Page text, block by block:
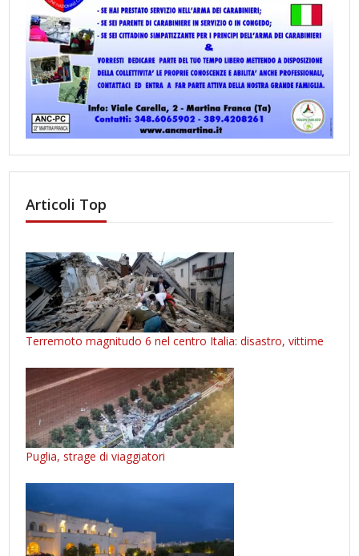
Articoli Top
Terremoto magnitudo 6 nel centro Italia: disastro, vittime
Puglia, strage di viaggiatori